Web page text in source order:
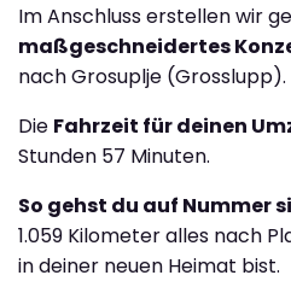
Im Anschluss erstellen wir
maßgeschneidertes
nach Grosuplje (Grosslupp).
Die Fahrzeit für deinen
Stunden 57 Minuten.
So gehst du auf Nummer
1.059 Kilometer alles nach
in deiner neuen Heimat bist.